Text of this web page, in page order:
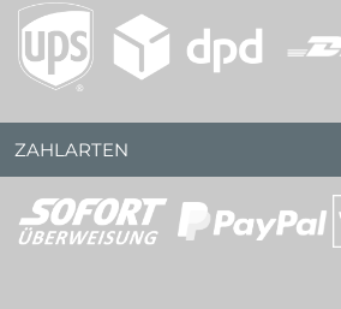
ZAHLARTEN